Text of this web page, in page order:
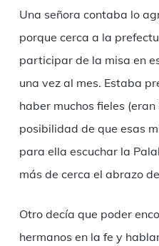
Una señora contaba lo
porque cerca a la
participar de la misa en
una vez al mes. Estaba
haber muchos fieles
posibilidad de que esas
para ella escuchar la
más de cerca el abrazo
Otro decía que poder
hermanos en la fe y